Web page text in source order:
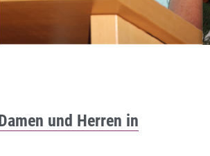
und Herren in